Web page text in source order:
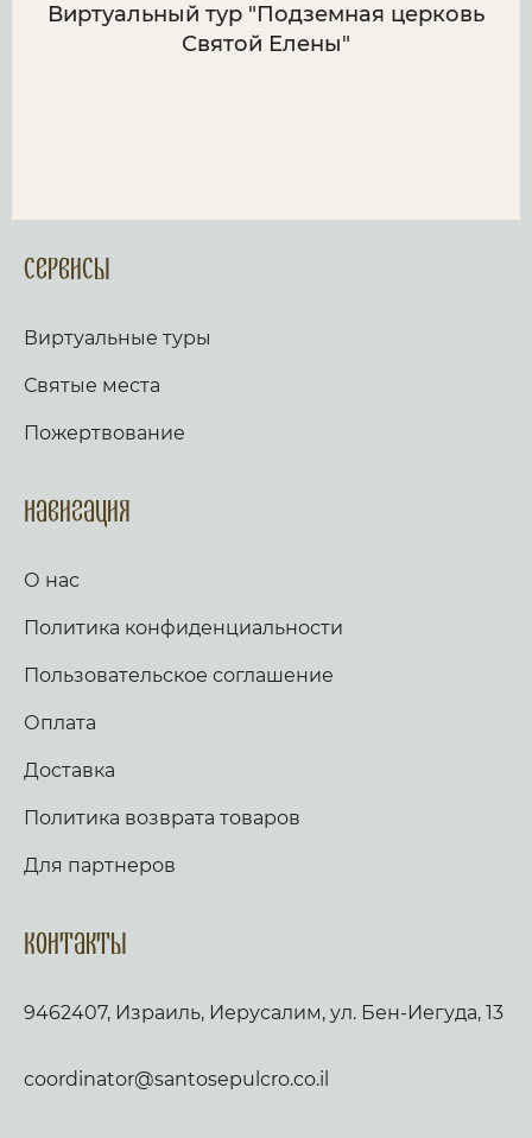
Виртуальный тур "Подземная церковь
Святой Елены"
Сервисы
Виртуальные туры
Святые места
Пожертвование
Навигация
О нас
Политика конфиденциальности
Пользовательское соглашение
Оплата
Доставка
Политика возврата товаров
Для партнеров
Контакты
9462407, Израиль, Иерусалим, ул. Бен-Иегуда, 13
coordinator@santosepulcro.co.il